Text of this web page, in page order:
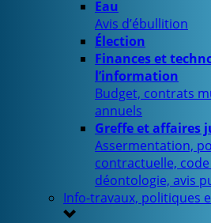
Eau
Avis d’ébullition
Élection
Finances et
l’information
Budget, contrats
annuels
Greffe et affaires
Assermentation,
contractuelle,
déontologie, avis
Info-travaux, politiques